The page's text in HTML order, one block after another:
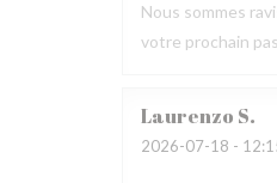
Nous sommes
votre prochain
Laurenzo S
2026-07-18 -